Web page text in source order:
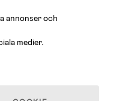
reserverade.
annonser och
medier.